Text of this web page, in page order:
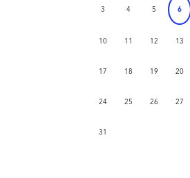
3 4 5 6
10 11 12 13
17 18 19 20
24 25 26 27
31